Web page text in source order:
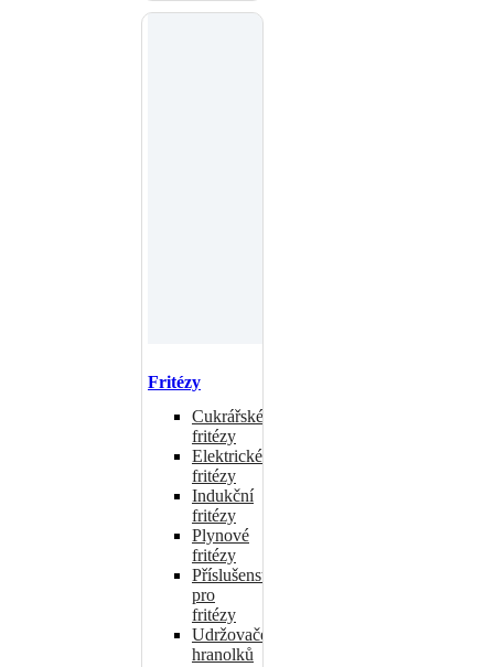
Fritézy
Cukrářské
fritézy
Elektrické
fritézy
Indukční
fritézy
Plynové
fritézy
Příslušenství
pro
fritézy
Udržovače
hranolků